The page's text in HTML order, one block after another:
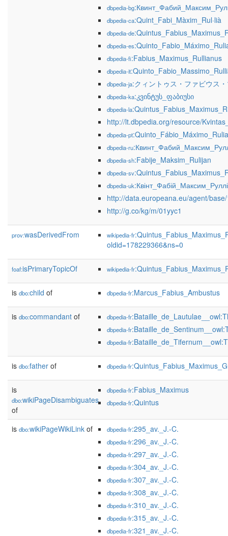
dbpedia-bg
dbpedia-ca:Quint_Fabi_Màxim_Rul·lià
dbpedia-de
dbpedia-es
dbpedia-fi:Fabius_Maximus_Rullianus
dbpedia-it
dbpedia-ja:クィントゥス・ファビウス
dbpedia-ka:კვინტუს_ფაბიუსი
dbpedia-la
http://lt.dbpedia.org/resource/
dbpedia-pt
dbpedia-ru
dbpedia-sh:Fabije_Maksim_Rulijan
dbpedia-sv
dbpedia-uk
http://data.europeana.eu/agent/
http://g.co/kg/m/01yyc1
prov:wasDerivedFrom wikipedia-fr
oldid=178229366&ns=0
foaf:isPrimaryTopicOf wikipedia-fr
is dbo:child of dbpedia-fr:Marcus_Fabius_Ambustus
is dbo:commandant of dbpedia-fr
dbpedia-fr
dbpedia-fr
is dbo:father of dbpedia-fr
is
dbo:wikiPageDisambiguates
of
dbpedia-fr:Fabius_Maximus
dbpedia-fr:Quintus
is dbo:wikiPageWikiLink of dbpedia-fr:295_av._J.-C.
dbpedia-fr:296_av._J.-C.
dbpedia-fr:297_av._J.-C.
dbpedia-fr:304_av._J.-C.
dbpedia-fr:307_av._J.-C.
dbpedia-fr:308_av._J.-C.
dbpedia-fr:310_av._J.-C.
dbpedia-fr:315_av._J.-C.
dbpedia-fr:321_av._J.-C.